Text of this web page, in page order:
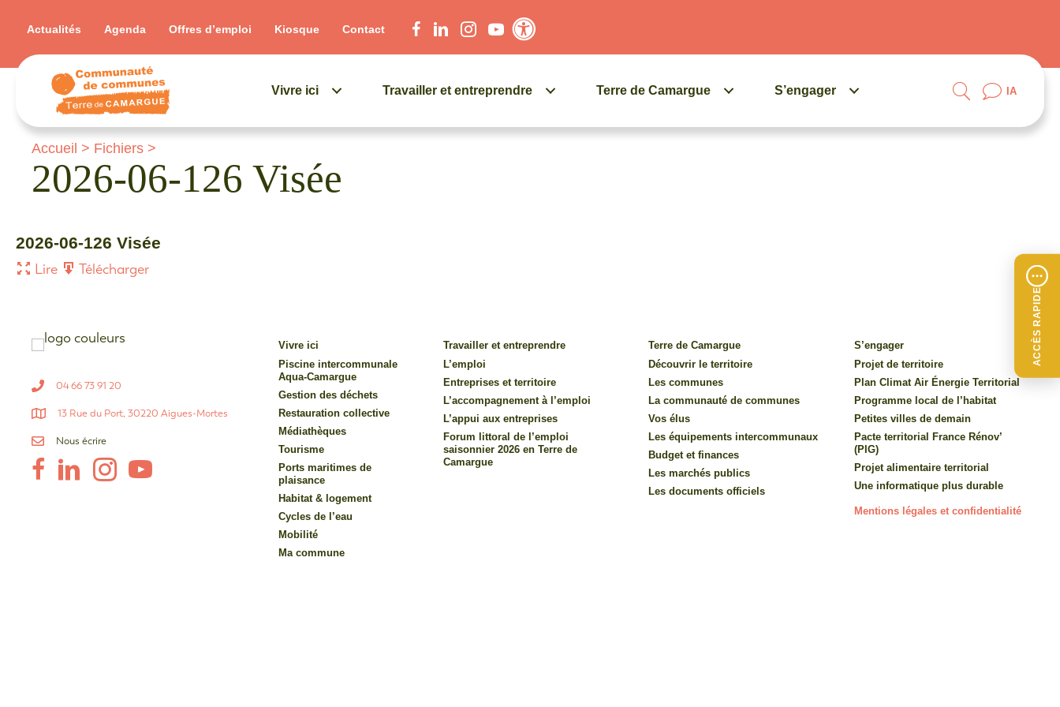
ACCÈS RAPIDE
Actualités Agenda Offres d’emploi Kiosque Contact
Vivre ici Travailler et entreprendre Terre de Camargue S’engager IA
Accueil > Fichiers >
2026-06-126 Visée
2026-06-126 Visée
Lire Télécharger
04 66 73 91 20
13 Rue du Port, 30220 Aigues-Mortes
Nous écrire
Vivre ici
Piscine intercommunale
Aqua-Camargue
Gestion des déchets
Restauration collective
Médiathèques
Tourisme
Ports maritimes de
plaisance
Habitat & logement
Cycles de l’eau
Mobilité
Ma commune
Travailler et entreprendre
L’emploi
Entreprises et territoire
L’accompagnement à l’emploi
L’appui aux entreprises
Forum littoral de l’emploi
saisonnier 2026 en Terre de
Camargue
Terre de Camargue
Découvrir le territoire
Les communes
La communauté de communes
Vos élus
Les équipements intercommunaux
Budget et finances
Les marchés publics
Les documents officiels
S’engager
Projet de territoire
Plan Climat Air Énergie Territorial
Programme local de l’habitat
Petites villes de demain
Pacte territorial France Rénov’
(PIG)
Projet alimentaire territorial
Une informatique plus durable
Mentions légales et confidentialité